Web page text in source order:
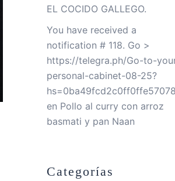
EL COCIDO GALLEGO.
You have received a
notification # 118. Go >
https://telegra.ph/Go-to-
personal-cabinet-08-25?
en Pollo al curry con arroz
basmati y pan Naan
Categorías